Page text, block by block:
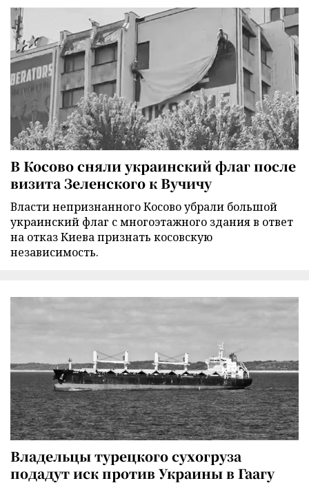
В Косово сняли украинский флаг после
визита Зеленского к Вучичу
Власти непризнанного Косово убрали большой
украинский флаг с многоэтажного здания в ответ
на отказ Киева признать косовскую
независимость.
Владельцы турецкого сухогруза
подадут иск против Украины в Гаагу